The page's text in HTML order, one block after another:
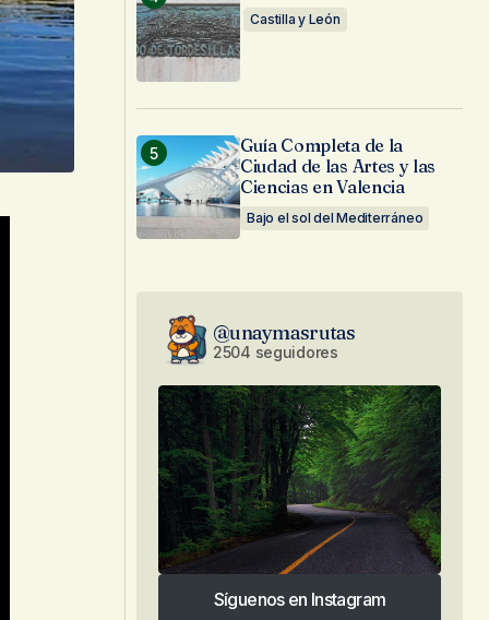
Castilla y León
Guía Completa de la
Ciudad de las Artes y las
Ciencias en Valencia
Bajo el sol del Mediterráneo
@unaymasrutas
2504 seguidores
Síguenos en Instagram